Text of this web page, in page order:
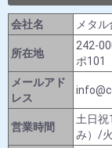
会社名 メタ
所在地
242-
ポ101
メールアド
レス
営業時間
土日
み）/